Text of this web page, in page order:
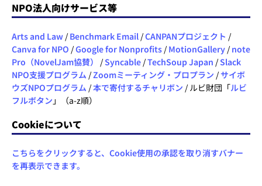
NPO法人向けサービス等
Arts and Law / Benchmark Email /CANPANプロジェクト /
Canva for NPO /Google for Nonprofits / MotionGallery / note
Pro（NovelJam協賛）
/Syncable /TechSoup Japan /Slack
NPO支援プログラム /Zoomミーティング・プロプラン /サイボ
ウズNPOプログラム /本で寄付するチャリボン / ルビ財団「ルビ
フルボタン 」（a-z順）
Cookieについて
こちらをクリックすると、Cookie使用の承認を取り消すバナー
を再表示できます。